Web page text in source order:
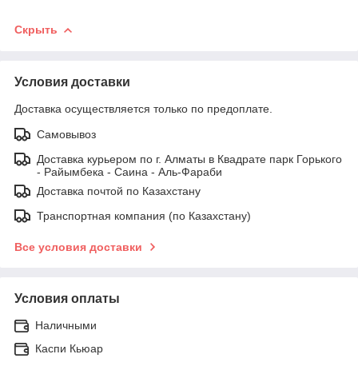
Скрыть
Условия доставки
Доставка осуществляется только по предоплате.
Самовывоз
Доставка курьером по г. Алматы в Квадрате парк Горького
- Райымбека - Саина - Аль-Фараби
Доставка почтой по Казахстану
Транспортная компания (по Казахстану)
Все условия доставки
Условия оплаты
Наличными
Каспи Кьюар